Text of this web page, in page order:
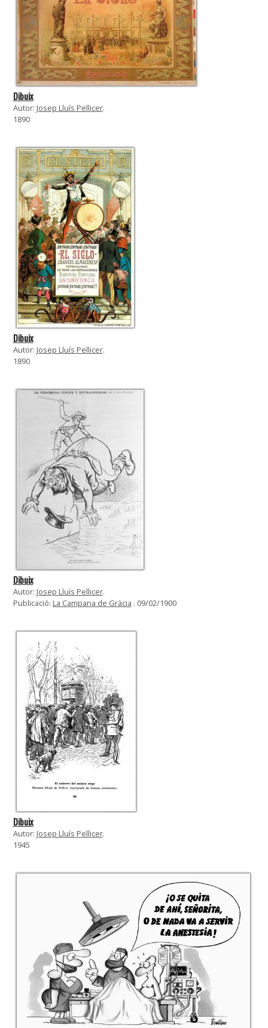
Dibuix
Autor: Josep Lluís Pellicer.
1890
Dibuix
Autor: Josep Lluís Pellicer.
1890
Dibuix
Autor: Josep Lluís Pellicer.
Publicació: La Campana de Gràcia . 09/02/1900
Dibuix
Autor: Josep Lluís Pellicer.
1945